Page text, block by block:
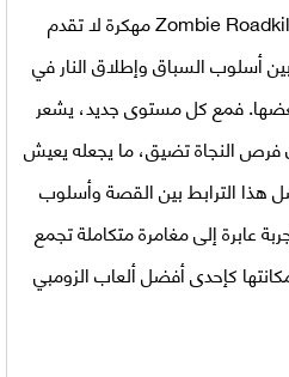
لا تقدم
أسلوب السباق وإطلاق النار في
فمع كل مستوى جديد، يشعر
فرص النجاة تضيق، ما يجعله يعيش
هذا الترابط بين القصة وأسلوب
عابرة إلى مغامرة متكاملة تجمع
كإحدى أفضل ألعاب الزومبي